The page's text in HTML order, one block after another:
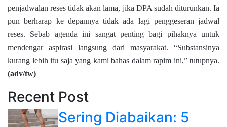
penjadwalan reses tidak akan lama, jika DPA sudah diturunkan. Ia
pun berharap ke depannya tidak ada lagi penggeseran jadwal
reses. Sebab agenda ini sangat penting bagi pihaknya untuk
mendengar aspirasi langsung dari masyarakat. “Substansinya
kurang lebih itu saja yang kami bahas dalam rapim ini,” tutupnya.
(adv/tw)
Recent Post
Sering Diabaikan: 5